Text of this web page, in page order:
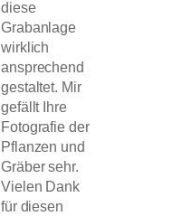
diese
Grabanlage
wirklich
ansprechend
gestaltet. Mir
gefällt Ihre
Fotografie der
Pflanzen und
Gräber sehr.
Vielen Dank
für diesen